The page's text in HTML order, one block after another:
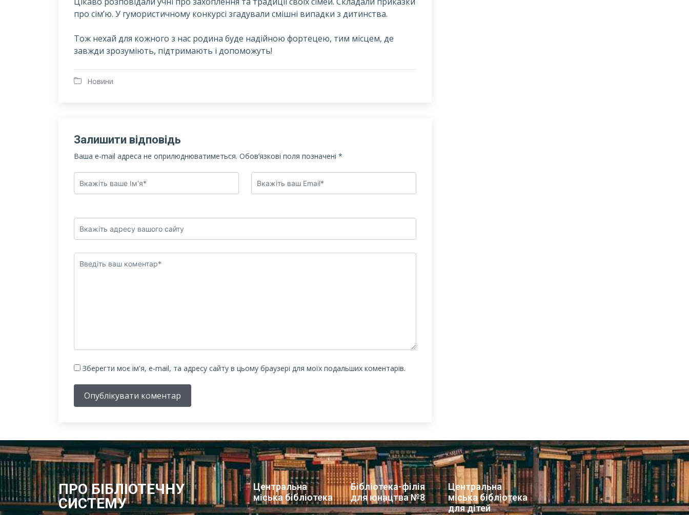
про сім’ю. У гумористичному конкурсі згадували смішні випадки з дитинства.
Тож нехай для кожного з нас родина буде надійною фортецею, тим місцем, де
завжди зрозуміють, підтримають і допоможуть!
Новини
Залишити відповідь
Ваша e-mail адреса не оприлюднюватиметься. Обов’язкові поля позначені *
Зберегти моє ім'я, e-mail, та адресу сайту в цьому браузері для моїх подальших коментарів.
Опублікувати коментар
ПРО БІБЛІОТЕЧНУ
СИСТЕМУ
Центральна
міська бібліотека
Бібліотека-філія
для юнацтва №8
Центральна
міська бібліотека
для дітей